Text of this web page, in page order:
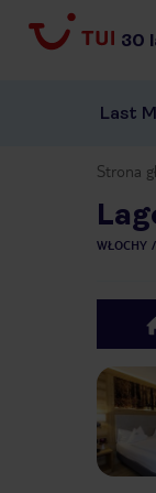
30
Last
Strona
WŁOCHY